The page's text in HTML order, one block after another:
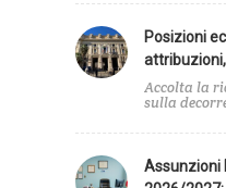
Posizioni
Accolta la
sulla
Assunzioni